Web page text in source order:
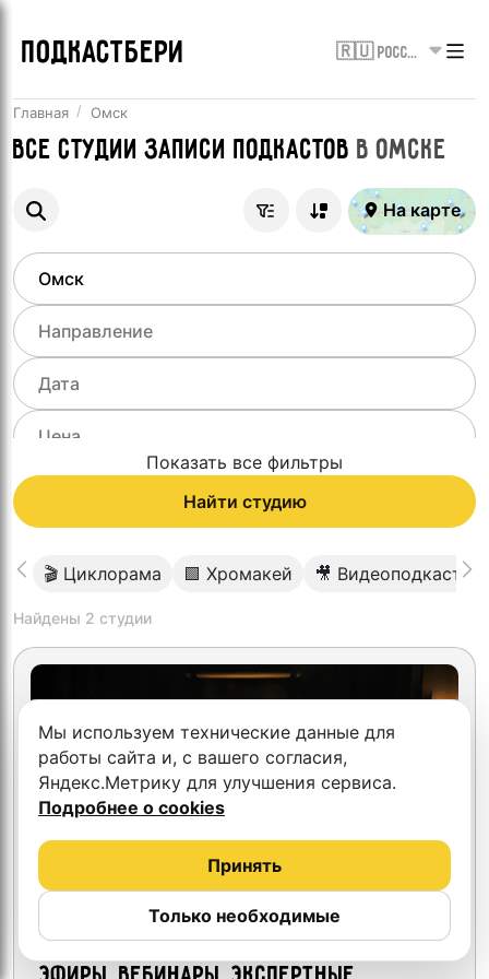
ПОДКАСТБЕРИ 🇷🇺 Россия
Главная Омск
ВсеСтудии записи подкастов вОмске
На карте
Показать все фильтры
Найти студию
🎬 Циклорама 🟩 Хромакей 🎥 Видеоподкаст
Найдены 2 студии
Видео студия "Подкастная"
4.3
Мы используем технические данные для
работы сайта и, с вашего согласия,
Яндекс.Метрику для улучшения сервиса.
Подробнее о cookies
Только необходимые
Принять